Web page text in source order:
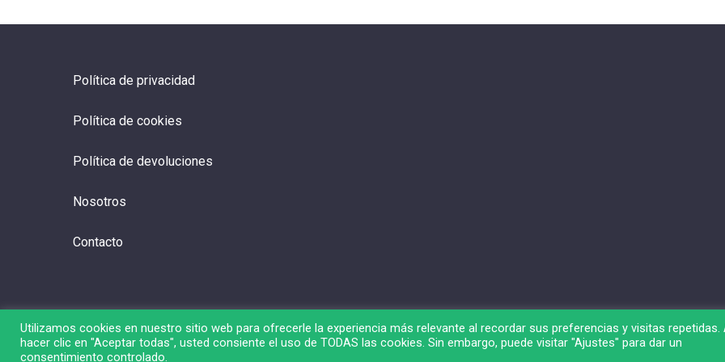
Política de privacidad
Política de cookies
Política de devoluciones
Nosotros
Contacto
© 2026 Liga de Bolsa.
Utilizamos cookies en nuestro sitio web para ofrecerle la experiencia más relevante al recordar sus preferencias y visitas repetidas.
hacer clic en "Aceptar todas", usted consiente el uso de TODAS las cookies. Sin embargo, puede visitar "Ajustes" para dar un
consentimiento controlado.